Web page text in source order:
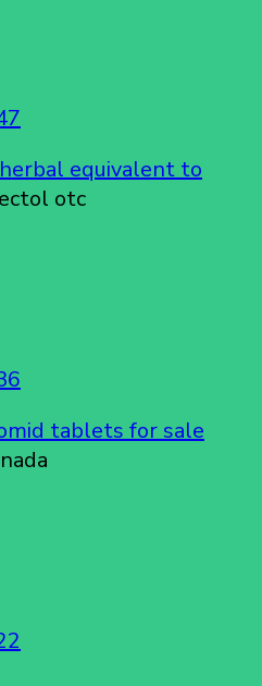
herbal equivalent to
otc
tablets for sale